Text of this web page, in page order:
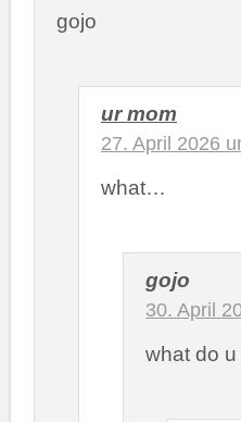
gojo
ur mom
27. April 2026
what…
gojo
30. April
what do